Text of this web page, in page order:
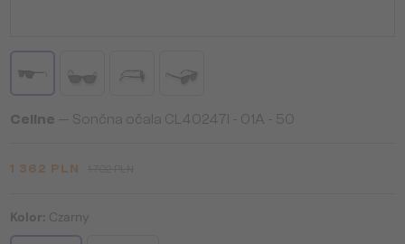
Celine — Sončna očala CL40247I - 01A - 50
1 362 PLN
Kolor: Czarny